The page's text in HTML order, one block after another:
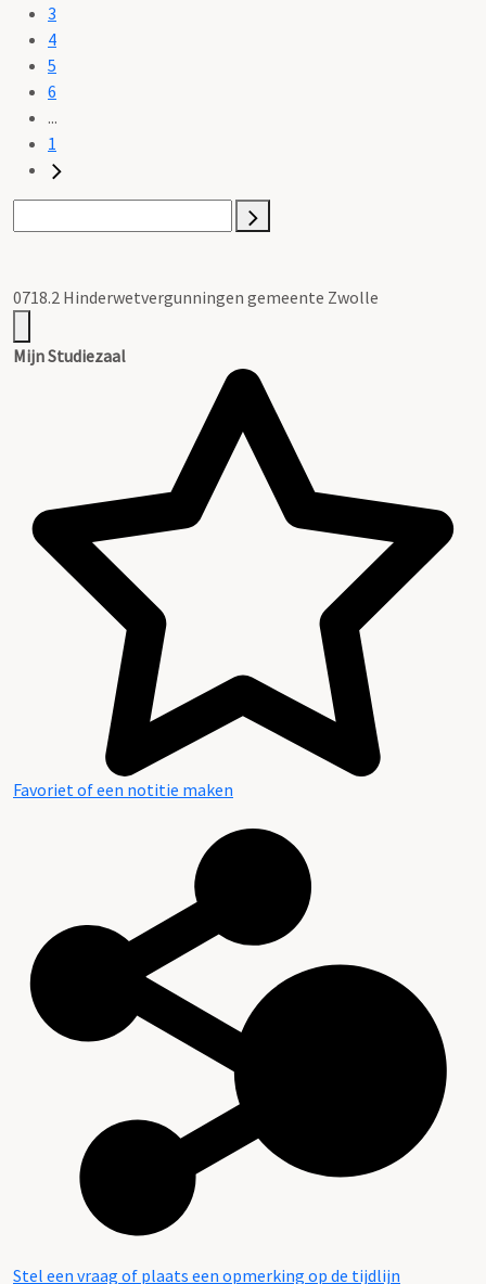
3
4
5
6
...
1
0718.2 Hinderwetvergunningen gemeente Zwolle
Mijn Studiezaal
Favoriet of een notitie maken
Stel een vraag of plaats een opmerking op de tijdlijn